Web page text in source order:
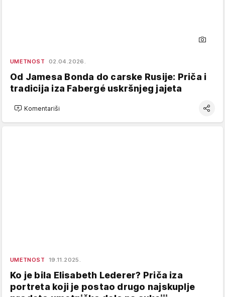
UMETNOST 02.04.2026.
Od Jamesa Bonda do carske Rusije: Priča i
tradicija iza Fabergé uskršnjeg jajeta
Komentariši
UMETNOST 19.11.2025.
Ko je bila Elisabeth Lederer? Priča iza
portreta koji je postao drugo najskuplje